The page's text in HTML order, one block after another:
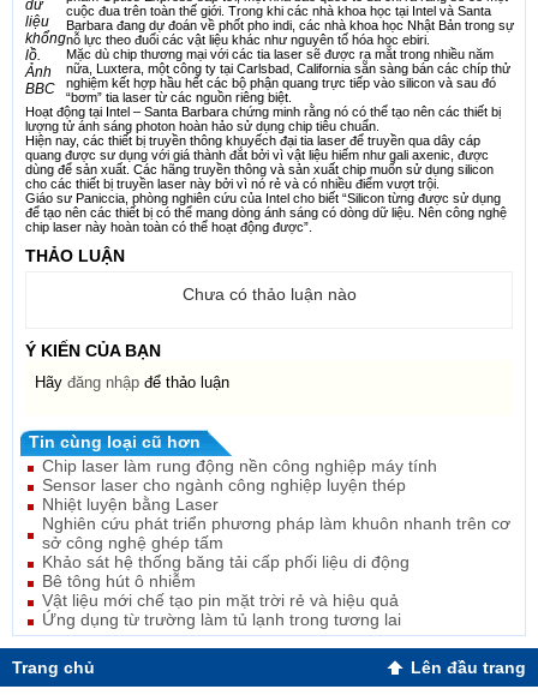
dữ
liệu
khổng
lồ.
Ảnh
BBC
cuộc đua trên toàn thế giới. Trong khi các nhà khoa học tại Intel và Santa
Barbara đang dự đoán về phốt pho indi, các nhà khoa học Nhật Bản trong sự
nỗ lực theo đuổi các vật liệu khác như nguyên tố hóa học ebiri.
Mặc dù chip thương mại với các tia laser sẽ được ra mắt trong nhiều năm
nữa, Luxtera, một công ty tại Carlsbad, California sẵn sàng bán các chíp thử
nghiệm kết hợp hầu hết các bộ phận quang trực tiếp vào silicon và sau đó
“bơm” tia laser từ các nguồn riêng biệt.
Hoạt động tại Intel – Santa Barbara chứng minh rằng nó có thể tạo nên các thiết bị
lượng tử ánh sáng photon hoàn hảo sử dụng chip tiêu chuẩn.
Hiện nay, các thiết bị truyền thông khuyếch đại tia laser để truyền qua dây cáp
quang được sư dụng với giá thành đắt bởi vì vật liệu hiếm như gali axenic, được
dùng để sản xuất. Các hãng truyền thông và sản xuất chip muốn sử dụng silicon
cho các thiết bị truyền laser này bởi vì nó rẻ và có nhiều điểm vượt trội.
Giáo sư Paniccia, phòng nghiên cứu của Intel cho biết “Silicon từng được sử dụng
để tạo nên các thiết bị có thể mang dòng ánh sáng có dòng dữ liệu. Nên công nghệ
chip laser này hoàn toàn có thể hoạt động được”.
THẢO LUẬN
Chưa có thảo luận nào
Ý KIẾN CỦA BẠN
Hãy đăng nhập để thảo luận
Tin cùng loại cũ hơn
Chip laser làm rung động nền công nghiệp máy tính
Sensor laser cho ngành công nghiệp luyện thép
Nhiệt luyện bằng Laser
Nghiên cứu phát triển phương pháp làm khuôn nhanh trên cơ
sở công nghệ ghép tấm
Khảo sát hệ thống băng tải cấp phối liệu di động
Bê tông hút ô nhiễm
Vật liệu mới chế tạo pin mặt trời rẻ và hiệu quả
Ứng dụng từ trường làm tủ lạnh trong tương lai
Trang chủ Lên đầu trang